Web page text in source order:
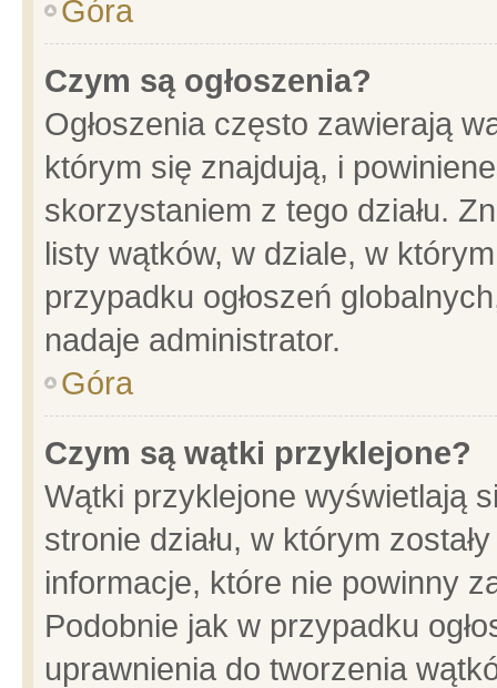
Góra
Czym są ogłoszenia?
Ogłoszenia często zawierają
którym się znajdują, i
skorzystaniem z tego działu.
listy wątków, w dziale, w
przypadku ogłoszeń
nadaje administrator.
Góra
Czym są wątki przyklejone?
Wątki przyklejone wyświetlają
stronie działu, w którym
informacje, które nie powinny
Podobnie jak w przypadku
uprawnienia do tworzenia